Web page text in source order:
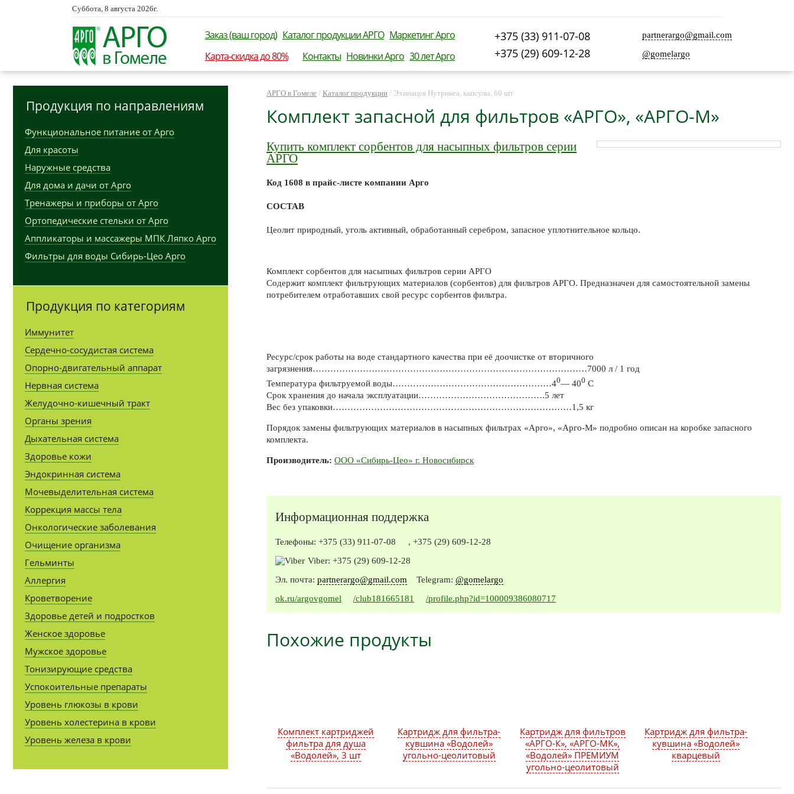
Суббота, 8 августа 2026г.
Заказ (ваш город) Каталог продукции АРГО Маркетинг Арго
Карта-скидка до 80%
Контакты Новинки Арго 30 лет Арго
partnerargo@gmail.com
@gomelargo
+375 (33) 911-07-08
+375 (29) 609-12-28
АРГО в Гомеле / Каталог продукции / Эхинацея Нутрикеа, капсулы, 60 шт
Комплект запасной для фильтров «АРГО», «АРГО-М»
Купить комплект сорбентов для насыпных фильтров серии
АРГО
Код 1608 в прайс-листе компании Арго
СОСТАВ
Цеолит природный, уголь активный, обработанный серебром, запасное уплотнительное кольцо.
Комплект сорбентов для насыпных фильтров серии АРГО
Содержит комплект фильтрующих материалов (сорбентов) для фильтров АРГО. Предназначен для самостоятельной замены
потребителем отработавших свой ресурс сорбентов фильтра.
Ресурс/срок работы на воде стандартного качества при её доочистке от вторичного
загрязнения…………………………………………………………………………………7000 л / 1 год
Температура фильтруемой воды………………………………………………40— 400 С
Срок хранения до начала эксплуатации…………………………………….5 лет
Вес без упаковки………………………………………………………………………1,5 кг
Порядок замены фильтрующих материалов в насыпных фильтрах «Арго», «Арго-М» подробно описан на коробке запасного
комплекта.
Производитель: ООО «Сибирь-Цео» г. Новосибирск
Информационная поддержка
Телефоны: +375 (33) 911-07-08 , +375 (29) 609-12-28
Viber: +375 (29) 609-12-28
Эл. почта: partnerargo@gmail.com Telegram: @gomelargo
ok.ru/argovgomel
/club181665181 /profile.php?id=100009386080717
Похожие продукты
Комплект картриджей
фильтра для душа
«Водолей», 3 шт
Картридж для фильтра-
кувшина «Водолей»
угольно-цеолитовый
Картридж для фильтров
«АРГО-К», «АРГО-МК»,
«Водолей» ПРЕМИУМ
угольно-цеолитовый
Картридж для фильтра-
кувшина «Водолей»
кварцевый
Продукция по направлениям
Функциональное питание от Арго
Для красоты
Наружные средства
Для дома и дачи от Арго
Тренажеры и приборы от Арго
Ортопедические стельки от Арго
Аппликаторы и массажеры МПК Ляпко Арго
Фильтры для воды Сибирь-Цео Арго
Продукция по категориям
Иммунитет
Сердечно-сосудистая система
Опорно-двигательный аппарат
Нервная система
Желудочно-кишечный тракт
Органы зрения
Дыхательная система
Здоровье кожи
Эндокринная система
Мочевыделительная система
Коррекция массы тела
Онкологические заболевания
Очищение организма
Гельминты
Аллергия
Кроветворение
Здоровье детей и подростков
Женское здоровье
Мужское здоровье
Тонизирующие средства
Успокоительные препараты
Уровень глюкозы в крови
Уровень холестерина в крови
Уровень железа в крови